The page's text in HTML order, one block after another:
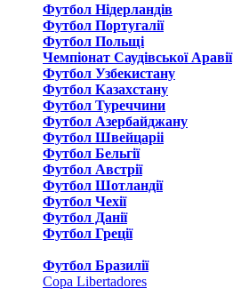
Футбол Нідерландiв
Футбол Португалії
Футбол Польщі
Чемпіонат Саудівської Аравії
Футбол Узбекистану
Футбол Казахстану
Футбол Туреччини
Футбол Азербайджану
Футбол Швейцаріі
Футбол Бельгії
Футбол Австрії
Футбол Шотландії
Футбол Чехії
Футбол Данії
Футбол Греції
Футбол Бразилії
Copa Libertadores